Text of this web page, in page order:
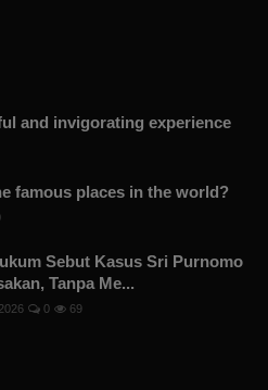
and invigorating experience
famous places in the world?
Sebut Kasus Sri Purnomo
Tanpa Me...
0 69